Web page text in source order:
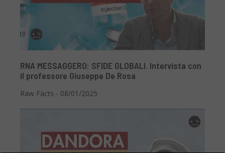
RNA MESSAGGERO: SFIDE GLOBALI. Intervista con
il professore Giuseppe De Rosa
Raw Facts - 08/01/2025